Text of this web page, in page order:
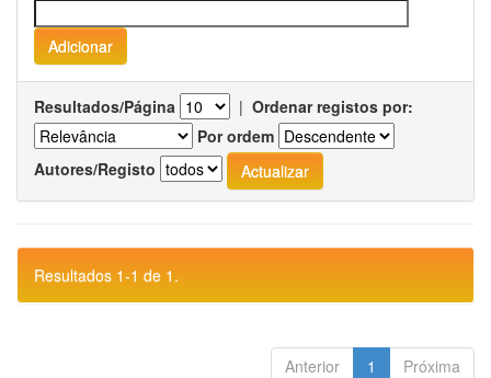
Resultados/Página | Ordenar registos por:
Por ordem
Autores/Registo
Resultados 1-1 de 1.
Anterior 1 Próxima